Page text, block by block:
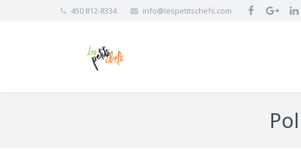
450 812-8334 info@lespetitschefs.com